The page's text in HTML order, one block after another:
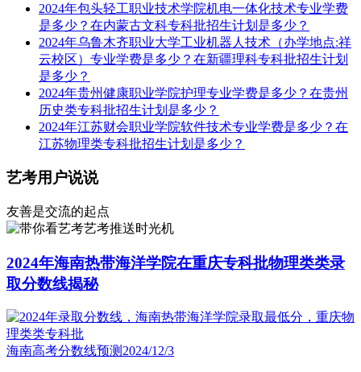
2024年包头轻工职业技术学院机电一体化技术专业学费
是多少？在内蒙古文科专科批招生计划是多少？
2024年乌鲁木齐职业大学工业机器人技术（办学地点:祥
云校区）专业学费是多少？在新疆理科专科批招生计划
是多少？
2024年贵州健康职业学院护理专业学费是多少？在贵州
历史类专科批招生计划是多少？
2024年江苏财会职业学院软件技术专业学费是多少？在
江苏物理类专科批招生计划是多少？
艺考用户说说
友善是交流的起点
艺考推送时光机
2024年海南热带海洋学院在重庆专科批物理类类录
取分数线揭秘
海南高考分数线预测2024/12/3